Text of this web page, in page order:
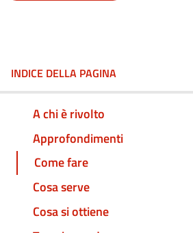
INDICE DELLA PAGINA
A chi è rivolto
Approfondimenti
Come fare
Cosa serve
Cosa si ottiene